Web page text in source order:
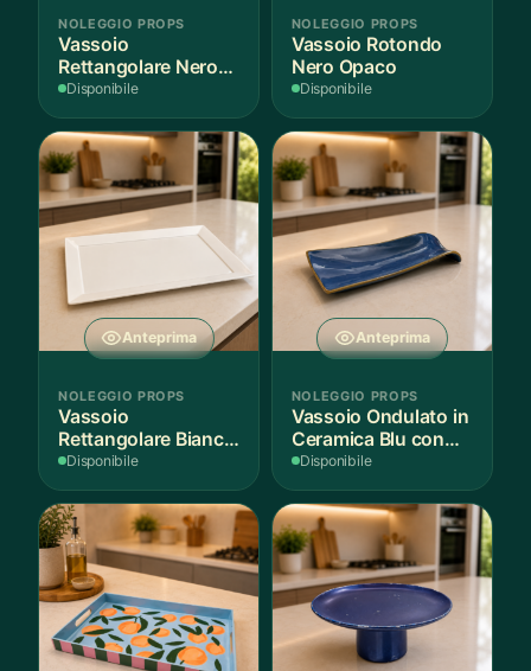
NOLEGGIO PROPS
Vassoio
Rettangolare Nero
Opaco
Disponibile
NOLEGGIO PROPS
Vassoio Rotondo
Nero Opaco
Disponibile
Anteprima
NOLEGGIO PROPS
Vassoio
Rettangolare Bianco
per Scenografie
Disponibile
Anteprima
NOLEGGIO PROPS
Vassoio Ondulato in
Ceramica Blu con
Bordo Dorato
Disponibile